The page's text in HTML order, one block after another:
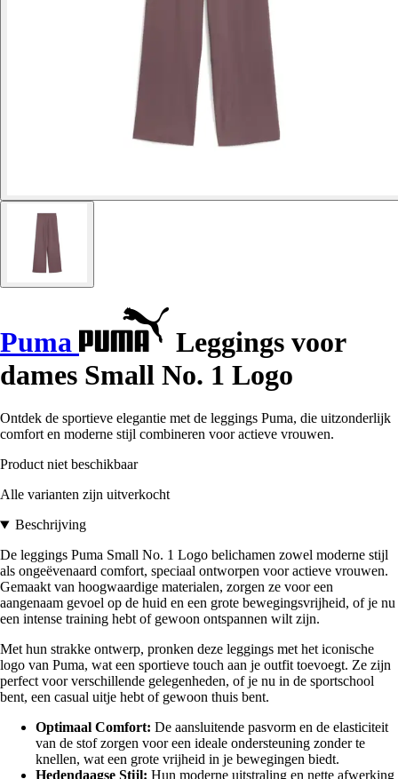
Puma
Leggings voor
dames Small No. 1 Logo
Ontdek de sportieve elegantie met de leggings Puma, die uitzonderlijk
comfort en moderne stijl combineren voor actieve vrouwen.
Product niet beschikbaar
Alle varianten zijn uitverkocht
Beschrijving
De leggings Puma Small No. 1 Logo belichamen zowel moderne stijl
als ongeëvenaard comfort, speciaal ontworpen voor actieve vrouwen.
Gemaakt van hoogwaardige materialen, zorgen ze voor een
aangenaam gevoel op de huid en een grote bewegingsvrijheid, of je nu
een intense training hebt of gewoon ontspannen wilt zijn.
Met hun strakke ontwerp, pronken deze leggings met het iconische
logo van Puma, wat een sportieve touch aan je outfit toevoegt. Ze zijn
perfect voor verschillende gelegenheden, of je nu in de sportschool
bent, een casual uitje hebt of gewoon thuis bent.
Optimaal Comfort: De aansluitende pasvorm en de elasticiteit
van de stof zorgen voor een ideale ondersteuning zonder te
knellen, wat een grote vrijheid in je bewegingen biedt.
Hedendaagse Stijl: Hun moderne uitstraling en nette afwerking